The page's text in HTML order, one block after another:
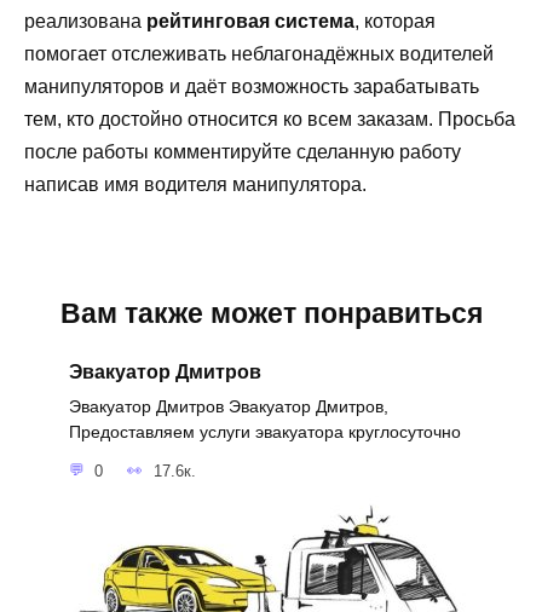
реализована рейтинговая система, которая
помогает отслеживать неблагонадёжных водителей
манипуляторов и даёт возможность зарабатывать
тем, кто достойно относится ко всем заказам. Просьба
после работы комментируйте сделанную работу
написав имя водителя манипулятора.
Вам также может понравиться
Эвакуатор Дмитров
Эвакуатор Дмитров Эвакуатор Дмитров,
Предоставляем услуги эвакуатора круглосуточно
0 17.6к.